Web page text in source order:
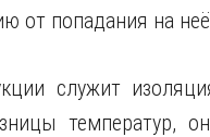
от попадания на
служит
температур,